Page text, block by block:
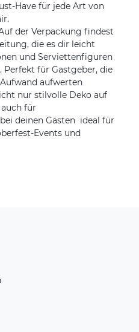
Have für jede Art von
der Verpackung findest
die es dir leicht
und Serviettenfiguren
Perfekt für Gastgeber, die
aufwerten
nur stilvolle Deko auf
für
deinen Gästen  ideal für
Events und